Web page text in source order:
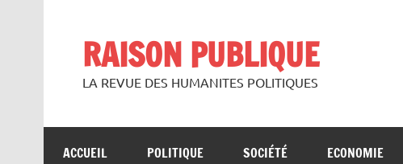
RAISON PUBLIQUE
LA REVUE DES HUMANITES POLITIQUES
ACCUEIL POLITIQUE SOCIÉTÉ ECONOMIE